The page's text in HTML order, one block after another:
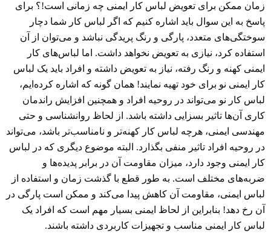
زمان ممکن برای تعویض لباس کار ایمنی چه زمانی است!؟ برای
پاسخ به این سوال باید اشاره کنیم که اگر لباس کار شما دچار
سوختگی‌های متعدد، پارگی و رنگ پریدگی نباشد و می‌توان از آن
استفاده کرد، نیازی به تعویض نخواهد داشت. اما لباس‌های کار
ایمنی کهنه و رنگ رفته، نیاز به تعویض داشته و افراد باید یک لباس
کار ایمنی نو برای خود تهیه نمایند! همان گونه که اشاره کرده‌ایم،
لباس کار نو می‌تواند در روحیه افراد و همچنین افزایش راندمان
کاری آن‌ها تاثیر بسزایی داشته باشد. از لحاظ روانشناسی و حتی
مهندسی ایمنی، هرچه لباس کار کهنه‌تر و نامناسب‌تر باشد، می‌تواند
در روحیه افراد تاثیر منفی بگذارد. البته موضوع دیگری که در لباس
کار ایمنی وجود دارد، میزان مقاومت آن در برابر پدیده‌ها و
ضربه‌های مختلف است. به طور قطع با گذشت زمان و استفاده از
لباس ایمنی، مقاومت آن کاهش پیدا می‌کند و ممکن است پارگی در
آن رخ دهد! بنابراین از لحاظ ایمنی بسیار مهم است که افراد یک
لباس کار ایمنی مناسب و تجهیزات کاربردی داشته باشند.